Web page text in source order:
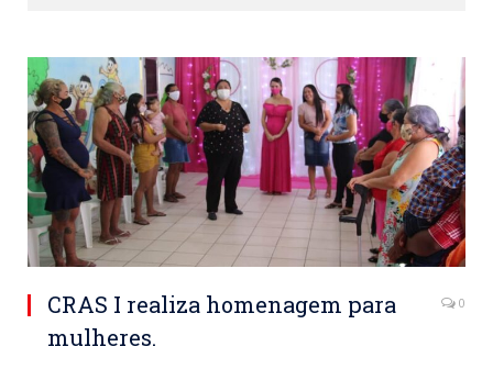
CRAS I realiza homenagem para
mulheres.
0